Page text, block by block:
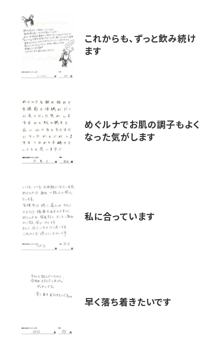
これからも、ずっと飲み続け
ます
めぐルナでお肌の調子もよく
なった気がします
私に合っています
早く落ち着きたいです